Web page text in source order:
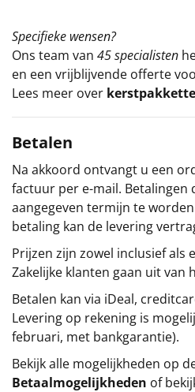
Specifieke wensen?
Ons team van 45 specialisten
en een vrijblijvende offerte
Lees meer over
Betalen
Na akkoord ontvangt u een
factuur per e-mail. Betalingen
aangegeven termijn te
betaling kan de levering
Prijzen zijn zowel inclusief als
Zakelijke klanten gaan uit van
Betalen kan via iDeal,
Levering op rekening is
februari, met bankgarantie).
Bekijk alle mogelijkheden op
Betaalmogelijkheden of